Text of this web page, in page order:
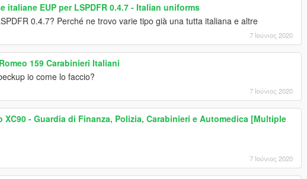
italiane EUP per LSPDFR 0.4.7 - Italian uniforms
0.4.7? Perché ne trovo varie tipo già una tutta italiana e altre
7 Ιούνιος 2020
159 Carabinieri Italiani
io come lo faccio?
7 Ιούνιος 2020
XC90 - Guardia di Finanza, Polizia, Carabinieri e Automedica [Multiple
7 Ιούνιος 2020